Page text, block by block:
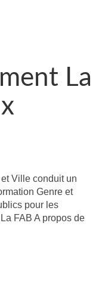
La
Ville conduit un
Genre et
pour les
FAB A propos de